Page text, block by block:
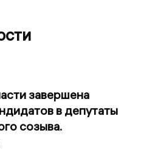
завершена
в депутаты
созыва.